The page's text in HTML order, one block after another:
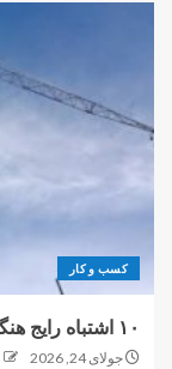
کسب و کار
۱۰ اشتباه رایج هنگام انتخاب تاورکرین برای پروژه
جولای 24, 2026